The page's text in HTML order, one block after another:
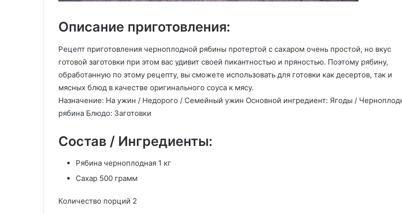
Описание приготовления:
Рецепт приготовления черноплодной рябины протертой с сахаром очень простой, но вкус
готовой заготовки при этом вас удивит своей пикантностью и пряностью. Поэтому рябину,
обработанную по этому рецепту, вы сможете использовать для готовки как десертов, так и
мясных блюд в качестве оригинального соуса к мясу.
Назначение: На ужин / Недорого / Семейный ужин Основной ингредиент: Ягоды /
рябина Блюдо: Заготовки
Состав / Ингредиенты:
Рябина черноплодная 1 кг
Сахар 500 грамм
Количество порций 2